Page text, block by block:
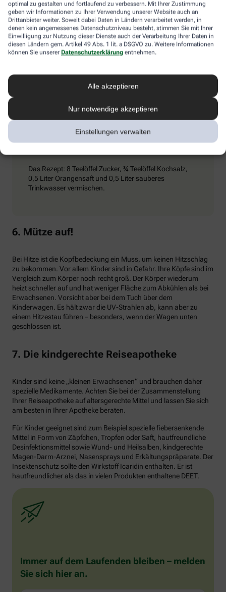
optimal zu gestalten und fortlaufend zu verbessern. Mit Ihrer Zustimmung
geben wir Informationen zu Ihrer Verwendung unserer Website auch an
Drittanbieter weiter. Soweit dabei Daten in Ländern verarbeitet werden, in
denen kein angemessenes Datenschutzniveau besteht, stimmen Sie mit Ihrer
Einwilligung zur Nutzung dieser Dienste auch der Verarbeitung Ihrer Daten in
diesen Ländern gem. Artikel 49 Abs. 1 lit. a DSGVO zu. Weitere Informationen
können Sie unserer Datenschutzerklärung entnehmen.
Alle akzeptieren
Nur notwendige akzeptieren
Einstellungen verwalten
Umschlägen) und ihn dazu zu bewegen, kaltes Mineralwasser zu
trinken. Achtung: Schmerzmittel sind tabu – sie können den
Zustand verschlimmern.
Körper gespült werden. Dieser Verlust kommt auch bei
Durchfall vor. Wichtig ist es dann, seinen
Elektrolythaushalt aufzubessern. Eine entsprechende
„Elektrolyt-Lösung“ kann man in Apotheken kaufen,
Das Rezept: 8 Teelöffel Zucker, ¾ Teelöffel Kochsalz,
0,5 Liter Orangensaft und 0,5 Liter sauberes
Trinkwasser vermischen.
6. Mütze auf!
Bei Hitze ist die Kopfbedeckung ein Muss, um keinen Hitzschlag
zu bekommen. Vor allem Kinder sind in Gefahr. Ihre Köpfe sind im
Vergleich zum Körper noch recht groß. Der Körper wiederum
heizt schneller auf und hat weniger Fläche zum Abkühlen als bei
Erwachsenen. Vorsicht aber bei dem Tuch über dem
Kinderwagen. Es hält zwar die UV-Strahlen ab, kann aber zu
einem Hitzestau führen – besonders, wenn der Wagen unten
geschlossen ist.
7. Die kindgerechte Reiseapotheke
Kinder sind keine „kleinen Erwachsenen“ und brauchen daher
spezielle Medikamente. Achten Sie bei der Zusammenstellung
Ihrer Reiseapotheke auf altersgerechte Mittel und lassen Sie sich
am besten in Ihrer Apotheke beraten.
Für Kinder geeignet sind zum Beispiel spezielle fiebersenkende
Mittel in Form von Zäpfchen, Tropfen oder Saft, hautfreundliche
Desinfektionsmittel sowie Wund- und Heilsalben, kindgerechte
Magen-Darm-Arznei, Nasensprays und Erkältungspräparate. Der
Insektenschutz sollte den Wirkstoff Icaridin enthalten. Er ist
hautfreundlicher als das in vielen Produkten enthaltene DEET.
Immer auf dem Laufenden bleiben – melden
Sie sich hier an.